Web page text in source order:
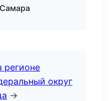
регионе
округ
→